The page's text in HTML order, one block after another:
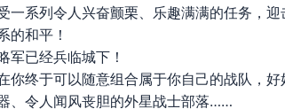
一系列令人兴奋颤栗、乐趣满满的任务，
的和平！
军已经兵临城下！
你终于可以随意组合属于你自己的战队，
、令人闻风丧胆的外星战士部落……